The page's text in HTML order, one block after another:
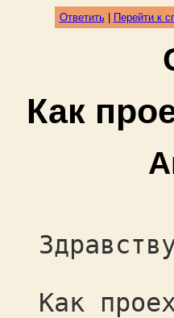
Ответить| Перейти к
Как
Как